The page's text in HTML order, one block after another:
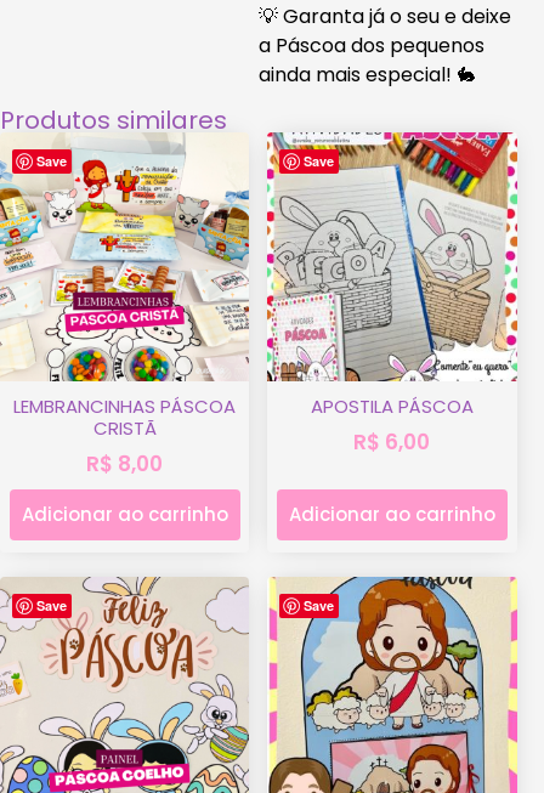
💡Garanta já o seu e deixe
a Páscoa dos pequenos
ainda mais especial! 🐇
Produtos similares
Save
LEMBRANCINHAS PÁSCOA
CRISTÃ
R$ 8,00
Adicionar ao carrinho
Save
APOSTILA PÁSCOA
R$ 6,00
Adicionar ao carrinho
Save Save